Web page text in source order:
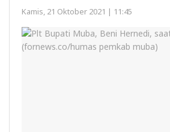
Kamis, 21 Oktober 2021 | 11:45